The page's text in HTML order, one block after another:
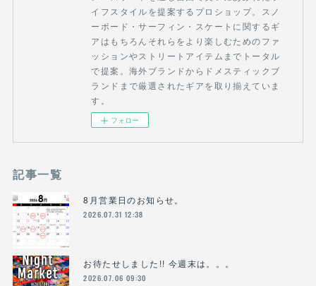
イフスタイルを提案するプロショップ。スノ
ーボード・サーフィン・スケートに関するギ
アはもちろんそれらをより楽しむためのファ
ッションやストリートアイテムまでトータル
で提案。海外ブランドからドメスティックブ
ランドまで厳選されたギアを取り揃えていま
す。
フォロー
記事一覧
8月営業日のお知らせ。
2026.07.31 12:38
お待たせしました!! 今週末は。。。
2026.07.06 09:30